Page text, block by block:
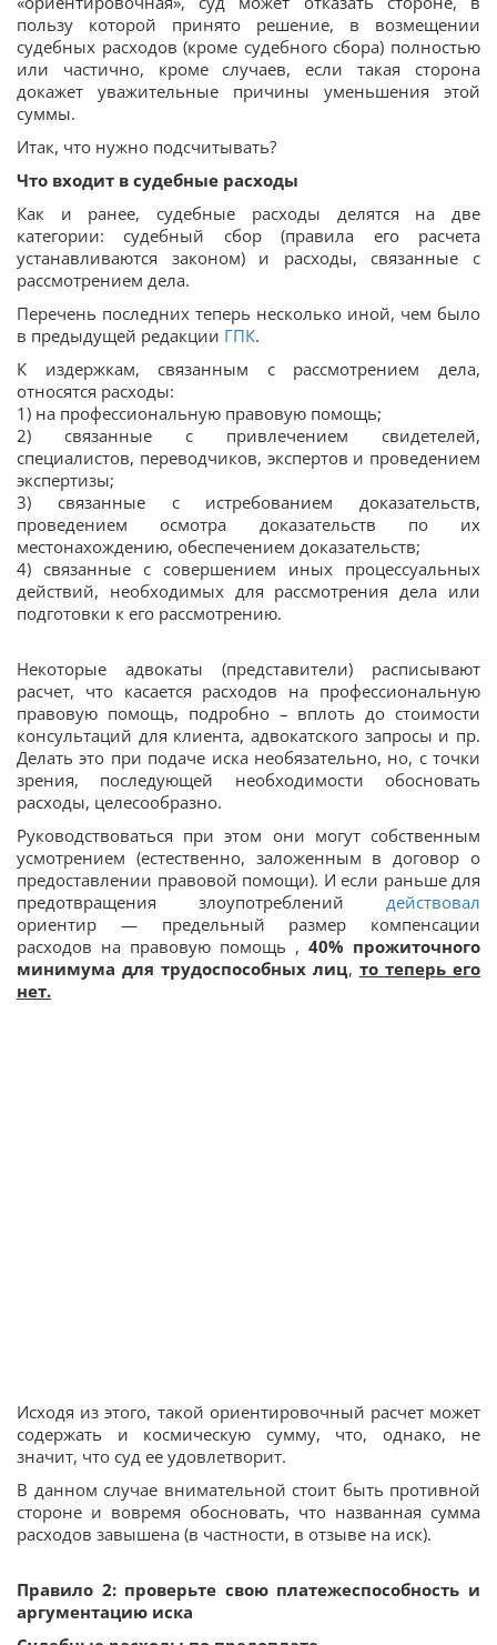
пользу которой принято решение, в возмещении
судебных расходов (кроме судебного сбора) полностью
или частично, кроме случаев, если такая сторона
докажет уважительные причины уменьшения этой
суммы.
Итак, что нужно подсчитывать?
Что входит в судебные расходы
Как и ранее, судебные расходы делятся на две
категории: судебный сбор (правила его расчета
устанавливаются законом) и расходы, связанные с
рассмотрением дела.
Перечень последних теперь несколько иной, чем было
в предыдущей редакции ГПК.
К издержкам, связанным с рассмотрением дела,
относятся расходы:
1) на профессиональную правовую помощь;
2) связанные с привлечением свидетелей,
специалистов, переводчиков, экспертов и проведением
экспертизы;
3) связанные с истребованием доказательств,
проведением осмотра доказательств по их
местонахождению, обеспечением доказательств;
4) связанные с совершением иных процессуальных
действий, необходимых для рассмотрения дела или
подготовки к его рассмотрению.
Некоторые адвокаты (представители) расписывают
расчет, что касается расходов на профессиональную
правовую помощь, подробно – вплоть до стоимости
консультаций для клиента, адвокатского запросы и пр.
Делать это при подаче иска необязательно, но, с точки
зрения, последующей необходимости обосновать
расходы, целесообразно.
Руководствоваться при этом они могут собственным
усмотрением (естественно, заложенным в договор о
предоставлении правовой помощи). И если раньше для
предотвращения злоупотреблений действовал
ориентир — предельный размер компенсации
расходов на правовую помощь , 40% прожиточного
минимума для трудоспособных лиц, то теперь его
нет.
Исходя из этого, такой ориентировочный расчет может
содержать и космическую сумму, что, однако, не
значит, что суд ее удовлетворит.
В данном случае внимательной стоит быть противной
стороне и вовремя обосновать, что названная сумма
расходов завышена (в частности, в отзыве на иск).
Правило 2: проверьте свою платежеспособность и
аргументацию иска